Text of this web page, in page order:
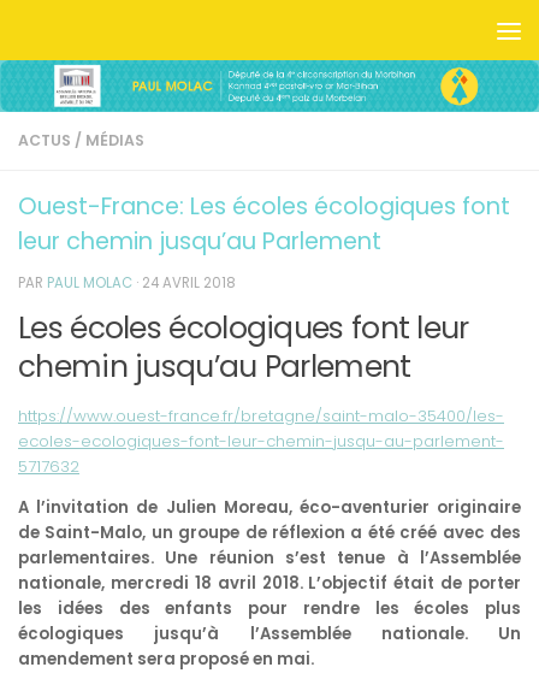
ACTUS / MÉDIAS
Ouest-France: Les écoles écologiques font
leur chemin jusqu’au Parlement
PAR PAUL MOLAC · 24 AVRIL 2018
Les écoles écologiques font leur
chemin jusqu’au Parlement
https://www.ouest-france.fr/bretagne/saint-malo-35400/les-
ecoles-ecologiques-font-leur-chemin-jusqu-au-parlement-
5717632
A l’invitation de Julien Moreau, éco-aventurier originaire
de Saint-Malo, un groupe de réflexion a été créé avec des
parlementaires. Une réunion s’est tenue à l’Assemblée
nationale, mercredi 18 avril 2018. L’objectif était de porter
les idées des enfants pour rendre les écoles plus
écologiques jusqu’à l’Assemblée nationale. Un
amendement sera proposé en mai.